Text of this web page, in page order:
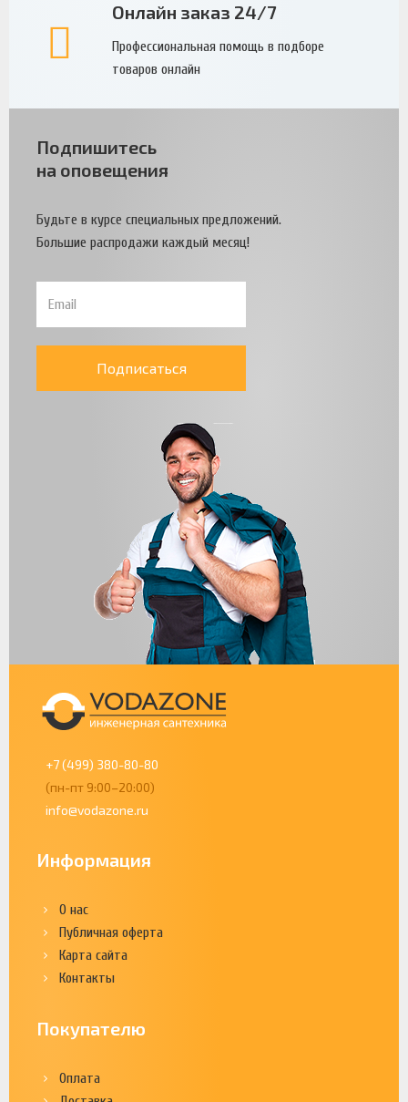
Онлайн заказ 24/7
Профессиональная помощь в подборе
товаров онлайн
Подпишитесь
на оповещения
Будьте в курсе специальных предложений.
Большие распродажи каждый месяц!
Подписаться
+7 (499) 380-80-80
(пн-пт 9:00–20:00)
info@vodazone.ru
Информация
О нас
Публичная оферта
Карта сайта
Контакты
Покупателю
Оплата